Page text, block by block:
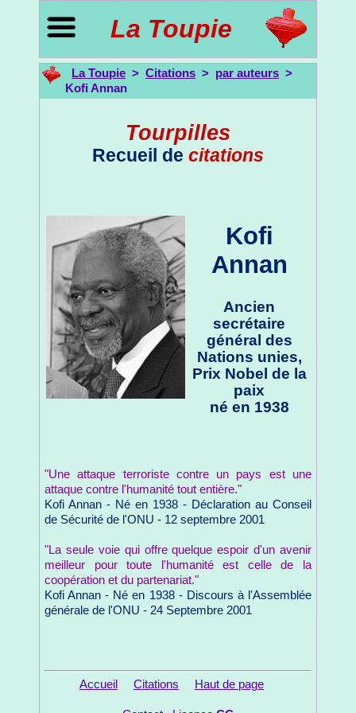
La Toupie
La Toupie > Citations > par auteurs >
Kofi Annan
Tourpilles
Recueil de citations
Kofi
Annan
Ancien
secrétaire
général des
Nations unies,
Prix Nobel de la
paix
né en 1938
"Une attaque terroriste contre un pays est une
attaque contre l'humanité tout entière."
Kofi Annan - Né en 1938 - Déclaration au Conseil
de Sécurité de l'ONU - 12 septembre 2001
"La seule voie qui offre quelque espoir d'un avenir
meilleur pour toute l'humanité est celle de la
coopération et du partenariat."
Kofi Annan - Né en 1938 - Discours à l'Assemblée
générale de l'ONU - 24 Septembre 2001
Accueil Citations Haut de page